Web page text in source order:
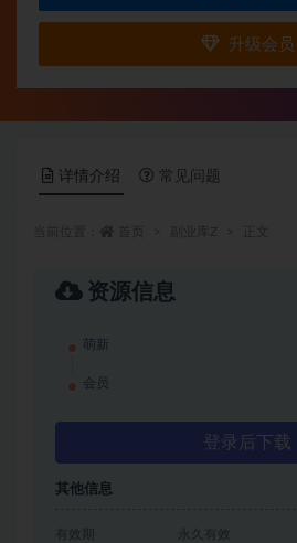
升级会员
详情介绍 常见问题
资源信息
萌新
会员
登录后下载
其他信息
有效期 永久有效